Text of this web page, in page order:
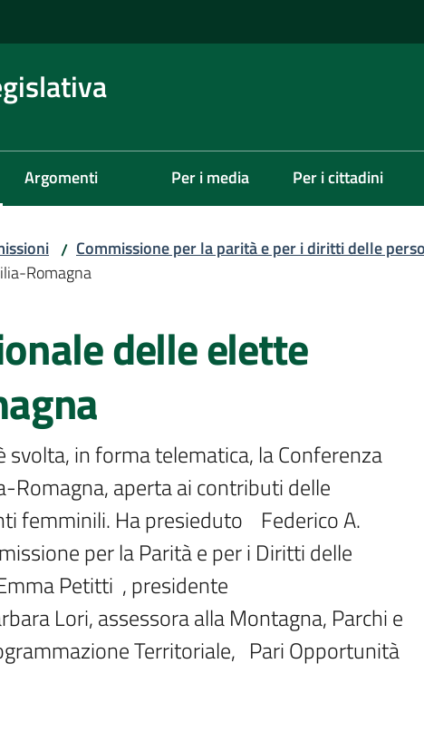
Argomenti Per i media Per i cittadini
/ Commissione per la parità e per i diritti delle
Romagna
delle elette
Romagna, aperta ai contributi delle
femminili. Ha presieduto    Federico A.
per la Parità e per i Diritti delle
Petitti  , presidente
Lori, assessora alla Montagna, Parchi e
Territoriale,   Pari Opportunità